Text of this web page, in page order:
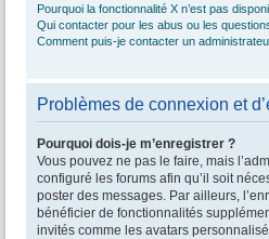
Pourquoi la fonctionnalité X n’est pas
Qui contacter pour les abus ou les
Comment puis-je contacter un
Problèmes de connexion et
Pourquoi dois-je m’enregistrer ?
Vous pouvez ne pas le faire, mais
configuré les forums afin qu’il soit
poster des messages. Par ailleurs,
bénéficier de fonctionnalités
invités comme les avatars